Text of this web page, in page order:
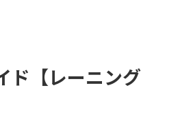
ド【レーニング